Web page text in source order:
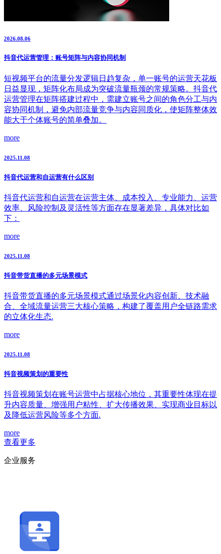
2026.08.06
抖音代运营管理：账号矩阵与内容协同机制
短视频平台的流量分发逻辑日趋复杂，单一账号的运营天花板
日益显现，矩阵化布局成为突破流量瓶颈的常规策略。抖音代
运营管理在矩阵搭建过程中，需建立账号之间的角色分工与内
容协同机制，避免内部流量竞争与内容同质化，使矩阵整体效
能大于个体账号的简单叠加。
more
2025.11.08
抖音代运营和自运营有什么区别
抖音代运营和自运营在运营主体、成本投入、专业能力、运营
效率、风险控制及灵活性等方面存在显著差异，具体对比如
下：
more
2025.11.08
抖音带货直播的多元场景模式
抖音带货直播的多元场景模式通过场景化内容创新、技术融
合、全域流量运营三大核心策略，构建了覆盖用户全链路需求
的立体化生态.
more
2025.11.08
抖音视频策划的重要性
抖音视频策划在账号运营中占据核心地位，其重要性体现在提
升内容质量、增强用户粘性、扩大传播效果、实现商业目标以
及降低运营风险等多个方面.
more
查看更多
企业服务